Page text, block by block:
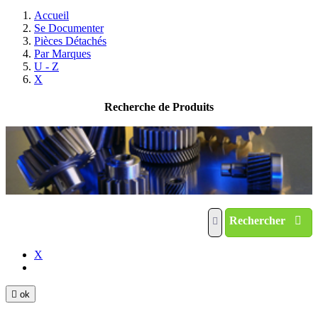
Accueil
Se Documenter
Pièces Détachés
Par Marques
U - Z
X
Recherche de Produits
Rechercher
X
 ok